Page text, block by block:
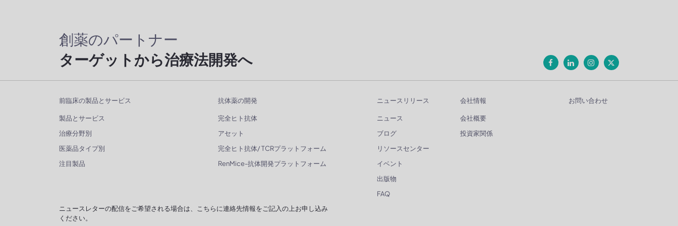
創薬のパートナー
ターゲットから治療法開発へ
前臨床の製品とサービス
製品とサービス
治療分野別
医薬品タイプ別
注目製品
抗体薬の開発
完全ヒト抗体
アセット
完全ヒト抗体/ TCRプラットフォーム
RenMice-抗体開発プラットフォーム
ニュースリリース
ニュース
ブログ
リソースセンター
イベント
出版物
FAQ
会社情報
会社概要
投資家関係
お問い合わせ
ニュースレターの配信をご希望される場合は、こちらに連絡先情報をご記入の上お申し込み
ください。